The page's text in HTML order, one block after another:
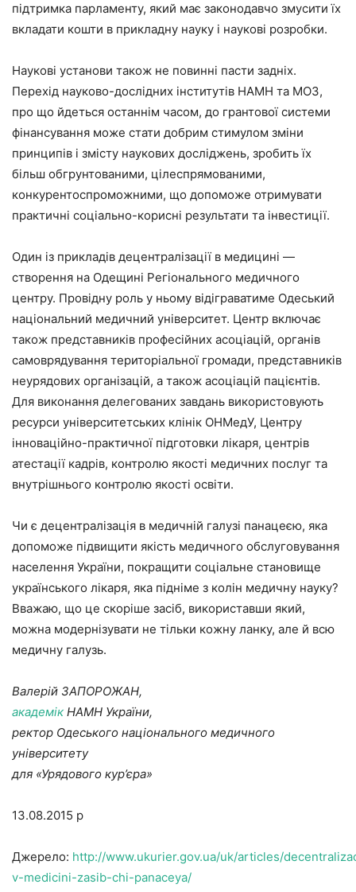
підтримка парламенту, який має законодавчо змусити їх
вкладати кошти в прикладну науку і наукові розробки.
Наукові установи також не повинні пасти задніх.
Перехід науково-дослідних інститутів НАМН та МОЗ,
про що йдеться останнім часом, до грантової системи
фінансування може стати добрим стимулом зміни
принципів і змісту наукових досліджень, зробить їх
більш обгрунтованими, цілеспрямованими,
конкурентоспроможними, що допоможе отримувати
практичні соціально-корисні результати та інвестиції.
Один із прикладів децентралізації в медицині —
створення на Одещині Регіонального медичного
центру. Провідну роль у ньому відіграватиме Одеський
національний медичний університет. Центр включає
також представників професійних асоціацій, органів
самоврядування територіальної громади, представників
неурядових організацій, а також асоціацій пацієнтів.
Для виконання делегованих завдань використовують
ресурси університетських клінік ОНМедУ, Центру
інноваційно-практичної підготовки лікаря, центрів
атестації кадрів, контролю якості медичних послуг та
внутрішнього контролю якості освіти.
Чи є децентралізація в медичній галузі панацеєю, яка
допоможе підвищити якість медичного обслуговування
населення України, покращити соціальне становище
українського лікаря, яка підніме з колін медичну науку?
Вважаю, що це скоріше засіб, використавши який,
можна модернізувати не тільки кожну ланку, але й всю
медичну галузь.
Валерій ЗАПОРОЖАН,
академік НАМН України,
ректор Одеського національного медичного
університету
для «Урядового кур’єра»
13.08.2015 р
Джерело: http://www.ukurier.gov.ua/uk/articles/
v-medicini-zasib-chi-panaceya/